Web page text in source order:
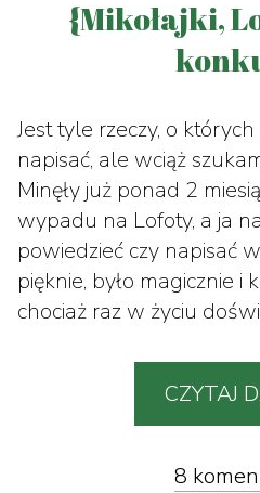
{Mikołajki,
Jest tyle rzeczy, o
napisać, ale wciąż
Minęły już ponad 2
wypadu na Lofoty, a ja
powiedzieć czy napisać
pięknie, było magicznie
chociaż raz w życiu
CZYTAJ
8